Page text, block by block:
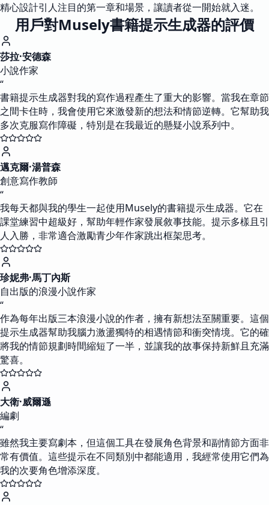
精心設計引人注目的第一章和場景，讓讀者從一開始就入迷。
用戶對Musely書籍提示生成器的評價
莎拉·安德森
小說作家
“
書籍提示生成器對我的寫作過程產生了重大的影響。當我在章節
之間卡住時，我會使用它來激發新的想法和情節逆轉。它幫助我
多次克服寫作障礙，特別是在我最近的懸疑小說系列中。
邁克爾·湯普森
創意寫作教師
“
我每天都與我的學生一起使用Musely的書籍提示生成器。它在
課堂練習中超級好，幫助年輕作家發展敘事技能。提示多樣且引
人入勝，非常適合激勵青少年作家跳出框架思考。
珍妮弗·馬丁內斯
自出版的浪漫小說作家
“
作為每年出版三本浪漫小說的作者，擁有新想法至關重要。這個
提示生成器幫助我腦力激盪獨特的相遇情節和衝突情境。它的確
將我的情節規劃時間縮短了一半，並讓我的故事保持新鮮且充滿
驚喜。
大衛·威爾遜
編劇
“
雖然我主要寫劇本，但這個工具在發展角色背景和副情節方面非
常有價值。這些提示在不同類別中都能適用，我經常使用它們為
我的次要角色增添深度。